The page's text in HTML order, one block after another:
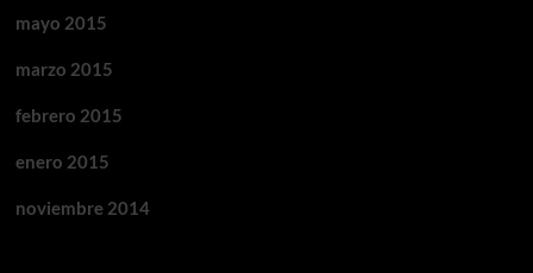
mayo 2015
marzo 2015
febrero 2015
enero 2015
noviembre 2014